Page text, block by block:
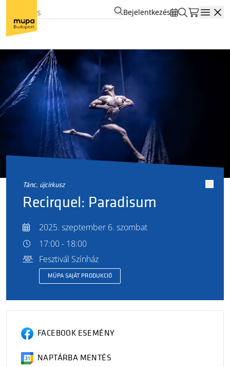
Bejelentkezés
tánc, újcirkusz
Recirquel: Paradisum
2025. szeptember 6. szombat
17:00 - 18:00
Fesztivál Színház
MÜPA SAJÁT PRODUKCIÓ
FACEBOOK ESEMÉNY
NAPTÁRBA MENTÉS